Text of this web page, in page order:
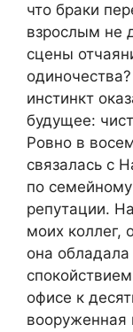
что браки
взрослым не
сцены
инстинкт
будущее:
Ровно в
связалась с
по
репутации.
моих коллег,
она
офисе к